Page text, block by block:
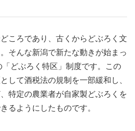
ころであり、古くからどぶろく文
そんな新潟で新たな動きが始まっ
どぶろく特区」制度です。この
して酒税法の規制を一部緩和し、
特定の農業者が自家製どぶろくを
るようにしたものです。